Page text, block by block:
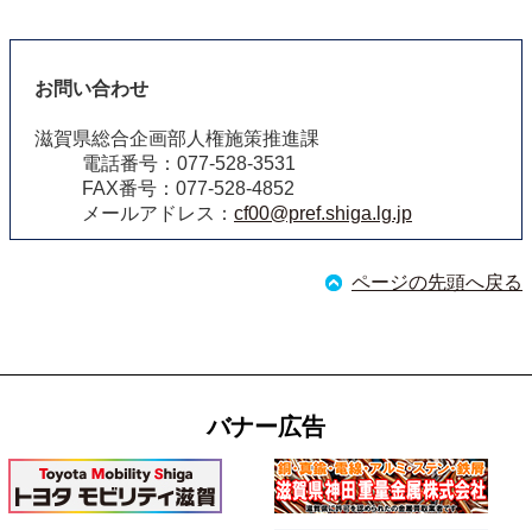
お問い合わせ
滋賀県総合企画部人権施策推進課
電話番号：077-528-3531
FAX番号：077-528-4852
メールアドレス： cf00@pref.shiga.lg.jp
ページの先頭へ戻る
バナー広告